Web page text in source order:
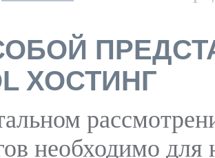
ХОСТИНГ
необходимо для